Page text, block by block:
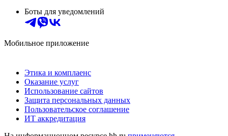
Боты для уведомлений
Мобильное приложение
Этика и комплаенс
Оказание услуг
Использование сайтов
Защита персональных данных
Пользовательское соглашение
ИТ аккредитация